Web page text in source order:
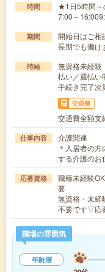
時間
★1日5時間～
7:00～
期間
開始日はご
長期でも働け
時給
無資格未経
払い／週払い
手続き完了次
交通費
交通費全額支
仕事内容
介護関連
＊入居者の
する介護の
応募資格
職種未経験
要
無資格・未
不要です▽応
職場の雰囲気
年齢層